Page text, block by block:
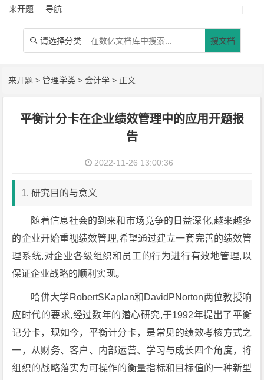
来开题 导航 |
 请选择分类 搜文档
来开题 >管理学类 >会计学 > 正文
平衡计分卡在企业绩效管理中的应用开题报
告
2022-11-26 13:00:36
1. 研究目的与意义
随着信息社会的到来和市场竞争的日益深化,越来越多
的企业开始重视绩效管理,希望通过建立一套完善的绩效管
理系统,对企业各级组织和员工的行为进行有效地管理,以
保证企业战略的顺利实现。
哈佛大学RobertSKaplan和DavidPNorton两位教授响
应时代的要求,经过数年的潜心研究,于1992年提出了平衡
记分卡，现如今，平衡计分卡，是常见的绩效考核方式之
一，从财务、客户、内部运营、学习与成长四个角度，将
组织的战略落实为可操作的衡量指标和目标值的一种新型